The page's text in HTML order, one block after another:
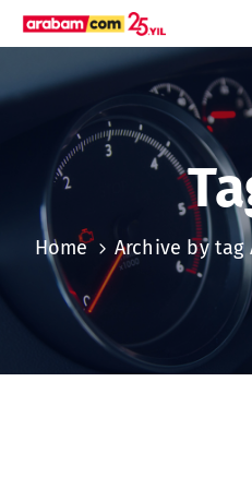
Home Archive by tag